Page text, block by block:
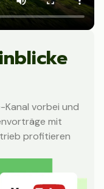
Kanal vorbei und
mit
profitieren